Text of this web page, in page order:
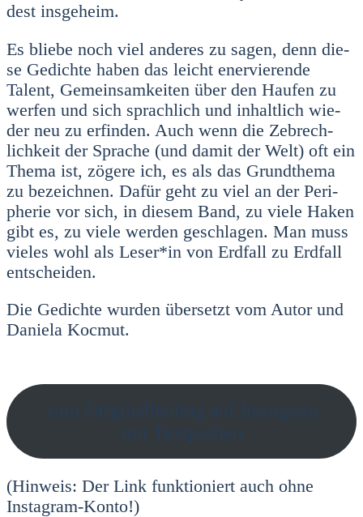
dest ins­ge­heim.
Es blie­be noch viel ande­res zu sagen, denn die­
se Gedich­te haben das leicht ener­vie­ren­de
Talent, Gemein­sam­kei­ten über den Hau­fen zu
wer­fen und sich sprach­lich und inhalt­lich wie­
der neu zu erfin­den. Auch wenn die Zebrech­
lich­keit der Spra­che (und damit der Welt) oft ein
The­ma ist, zöge­re ich, es als das Grund­the­ma
zu bezeich­nen. Dafür geht zu viel an der Peri­
phe­rie vor sich, in die­sem Band, zu vie­le Haken
gibt es, zu vie­le wer­den geschla­gen. Man muss
vie­les wohl als Leser*in von Erd­fall zu Erd­fall
ent­schei­den.
Die Gedich­te wur­den über­setzt vom Autor und
Danie­la Koc­mut.
zum Ori­gi­nal­bei­trag auf Insta­gram
mit Text­pro­ben
(Hin­weis: Der Link funk­tio­niert auch ohne
Insta­gram-Kon­to!)